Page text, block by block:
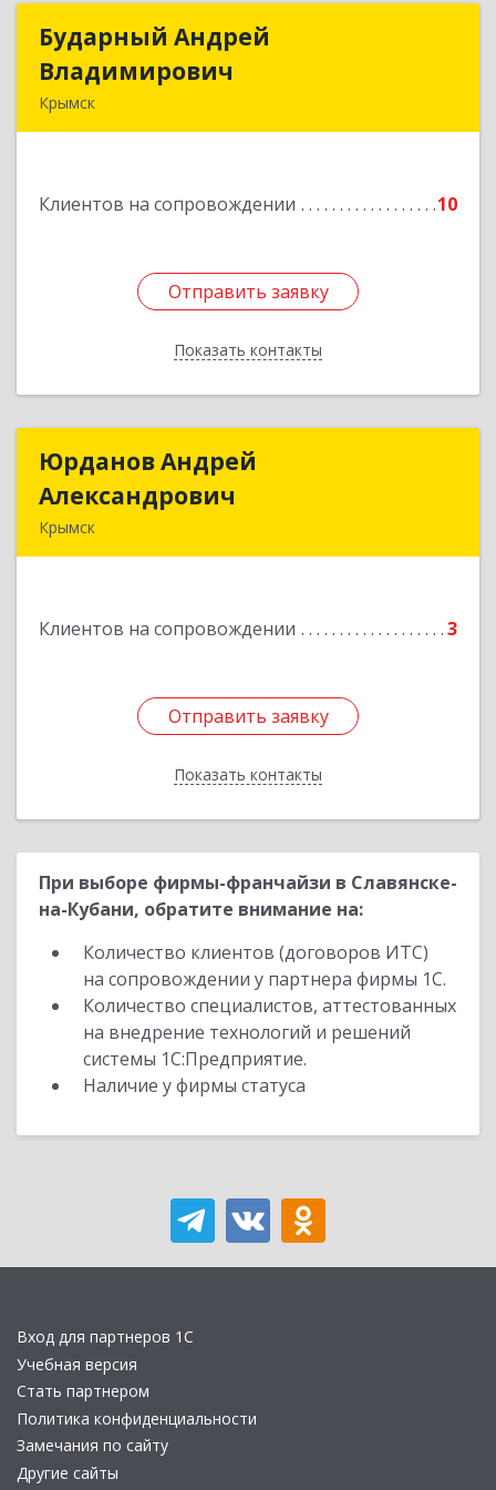
Бударный Андрей
Владимирович
Крымск
Клиентов на сопровождении 10
Отправить заявку
Показать контакты
Бударный Андрей
Подробнее
Отправить заявку
Назад
Юрданов Андрей
Александрович
Крымск
Клиентов на сопровождении 3
Отправить заявку
Показать контакты
Юрданов Андрей
Подробнее
Отправить заявку
Назад
При выборе фирмы-франчайзи в Славянске-
на-Кубани, обратите внимание на:
Количество клиентов (договоров ИТС)
на сопровождении у партнера фирмы 1С.
Количество специалистов, аттестованных
на внедрение технологий и решений
системы 1С:Предприятие.
Наличие у фирмы статуса
Вход для партнеров 1С
Учебная версия
Стать партнером
Политика конфиденциальности
Замечания по сайту
Другие сайты